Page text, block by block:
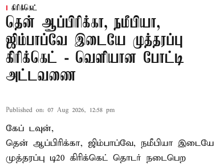
கிரிக்கெட்
தென் ஆப்பிரிக்கா, நமீபியா,
ஜிம்பாப்வே இடையே முத்தரப்பு
கிரிக்கெட் - வெளியான போட்டி
அட்டவணை
Published on: 07 Aug 2026, 12:58 pm
கேப் டவுன்,
தென் ஆப்பிரிக்கா, ஜிம்பாப்வே, நமீபியா இடையே
முத்தரப்பு டி20 கிரிக்கெட் தொடர் நடைபெற